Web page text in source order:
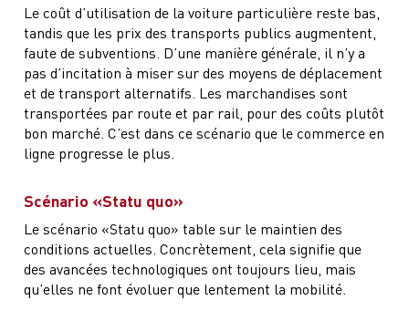
Le coût d’utilisation de la voiture particulière reste bas,
tandis que les prix des transports publics augmentent,
faute de subventions. D’une manière générale, il n’y a
pas d’incitation à miser sur des moyens de déplacement
et de transport alternatifs. Les marchandises sont
transportées par route et par rail, pour des coûts plutôt
bon marché. C’est dans ce scénario que le commerce en
ligne progresse le plus.
Scénario «Statu quo»
Le scénario «Statu quo» table sur le maintien des
conditions actuelles. Concrètement, cela signifie que
des avancées technologiques ont toujours lieu, mais
qu’elles ne font évoluer que lentement la mobilité.